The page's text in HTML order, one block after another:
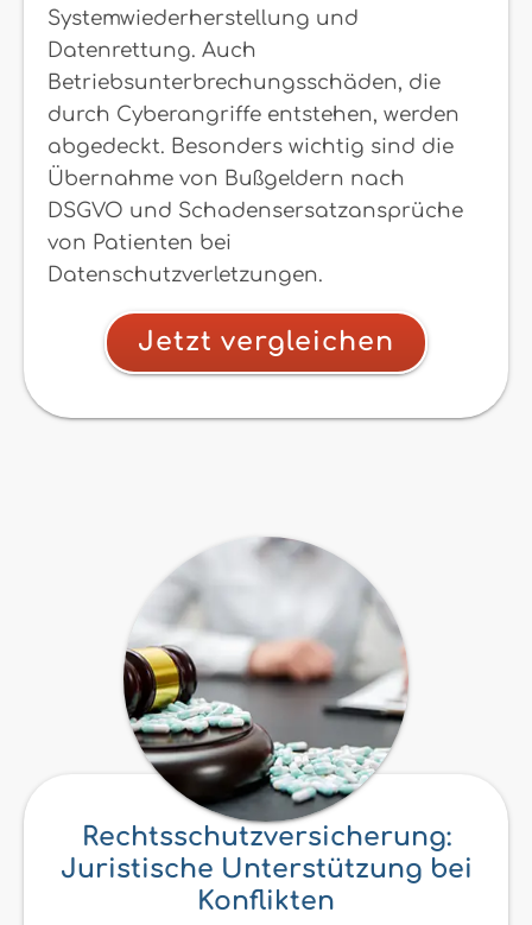
Systemwiederherstellung und
Datenrettung. Auch
Betriebsunterbrechungsschäden, die
durch Cyberangriffe entstehen, werden
abgedeckt. Besonders wichtig sind die
Übernahme von Bußgeldern nach
DSGVO und Schadensersatzansprüche
von Patienten bei
Datenschutzverletzungen.
Jetzt vergleichen
Rechtsschutzversicherung:
Juristische Unterstützung bei
Konflikten